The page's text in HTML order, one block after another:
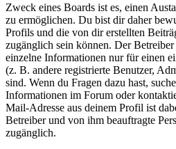
Zweck eines Boards ist es, einen
zu ermöglichen. Du bist dir daher
Profils und die von dir erstellten
zugänglich sein können. Der
einzelne Informationen nur für einen
(z. B. andere registrierte Benutzer,
sind. Wenn du Fragen dazu hast,
Informationen im Forum oder
Mail-Adresse aus deinem Profil ist
Betreiber und von ihm beauftragte
zugänglich.